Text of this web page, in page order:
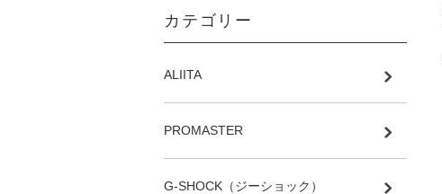
カテゴリー
ALIITA
PROMASTER
G-SHOCK（ジーショック）